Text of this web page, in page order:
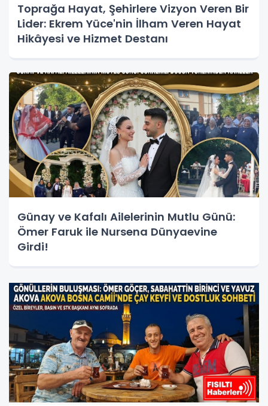
Toprağa Hayat, Şehirlere Vizyon Veren Bir
Lider: Ekrem Yüce'nin İlham Veren Hayat
Hikâyesi ve Hizmet Destanı
Günay ve Kafalı Ailelerinin Mutlu Günü:
Ömer Faruk ile Nursena Dünyaevine
Girdi!